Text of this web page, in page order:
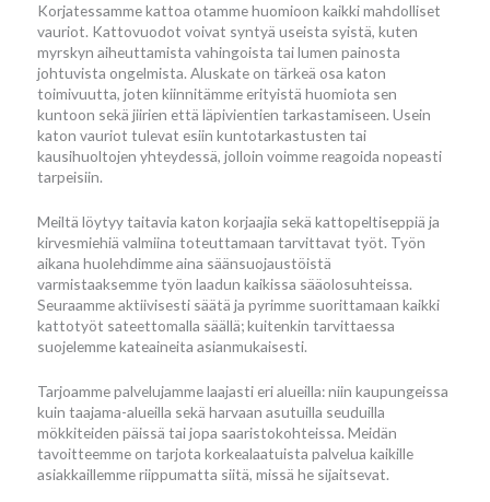
Korjatessamme kattoa otamme huomioon kaikki mahdolliset
vauriot. Kattovuodot voivat syntyä useista syistä, kuten
myrskyn aiheuttamista vahingoista tai lumen painosta
johtuvista ongelmista. Aluskate on tärkeä osa katon
toimivuutta, joten kiinnitämme erityistä huomiota sen
kuntoon sekä jiirien että läpivientien tarkastamiseen. Usein
katon vauriot tulevat esiin kuntotarkastusten tai
kausihuoltojen yhteydessä, jolloin voimme reagoida nopeasti
tarpeisiin.
Meiltä löytyy taitavia katon korjaajia sekä kattopeltiseppiä ja
kirvesmiehiä valmiina toteuttamaan tarvittavat työt. Työn
aikana huolehdimme aina säänsuojaustöistä
varmistaaksemme työn laadun kaikissa sääolosuhteissa.
Seuraamme aktiivisesti säätä ja pyrimme suorittamaan kaikki
kattotyöt sateettomalla säällä; kuitenkin tarvittaessa
suojelemme kateaineita asianmukaisesti.
Tarjoamme palvelujamme laajasti eri alueilla: niin kaupungeissa
kuin taajama-alueilla sekä harvaan asutuilla seuduilla
mökkiteiden päissä tai jopa saaristokohteissa. Meidän
tavoitteemme on tarjota korkealaatuista palvelua kaikille
asiakkaillemme riippumatta siitä, missä he sijaitsevat.